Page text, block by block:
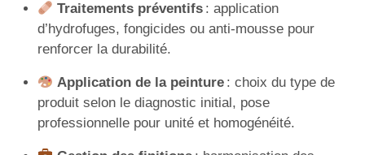
Traitements préventifs: application
d’hydrofuges, fongicides ou anti-mousse pour
renforcer la durabilité.
Application de la peinture: choix du type de
produit selon le diagnostic initial, pose
professionnelle pour unité et homogénéité.